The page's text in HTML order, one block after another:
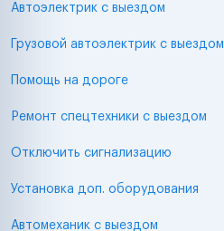
Автоэлектрик с выездом
Грузовой автоэлектрик с выездом
Помощь на дороге
Ремонт спецтехники с выездом
Отключить сигнализацию
Установка доп. оборудования
Автомеханик с выездом